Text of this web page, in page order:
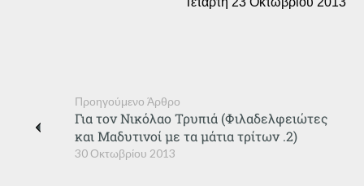
Προηγούμενο Άρθρο
30 Οκτωβρίου 2013
Για τον Νικόλαο Τρυπιά (Φιλαδελφειώτες
και Μαδυτινοί με τα μάτια τρίτων .2)